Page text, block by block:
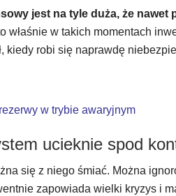
jest na tyle duża, że nawet
to właśnie w takich momentach
kiedy robi się naprawdę
w trybie awaryjnym
ucieknie spod
się z niego śmiać. Można
zapowiada wielki kryzys i